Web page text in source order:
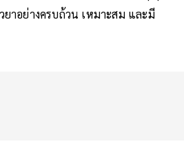
าอย่างครบถ้วน เหมาะสม และมี